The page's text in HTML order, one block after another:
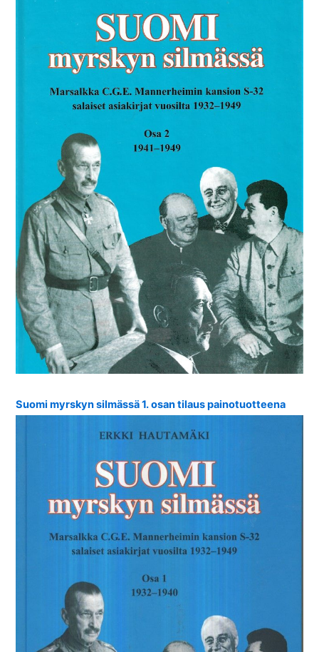
Suomi myrskyn silmässä 1. osan tilaus painotuotteena